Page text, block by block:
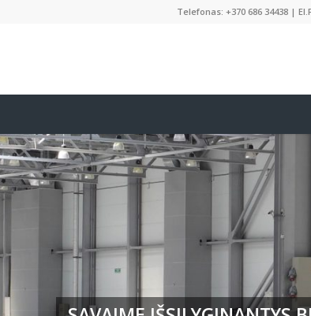
Telefonas: +370 686 34438 |